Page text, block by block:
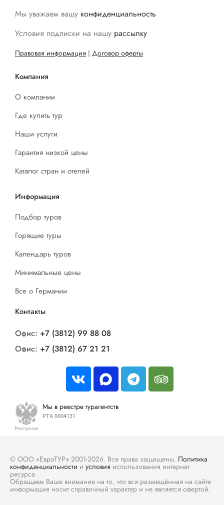
Мы уважаем вашу конфиденциальность
Условия подписки на нашу рассылку
Правовая информация | Договор оферты
Компания
О компании
Где купить тур
Наши услуги
Гарантия низкой цены
Каталог стран и отелей
Информация
Подбор туров
Горящие туры
Календарь туров
Минимальные цены
Все о Германии
Контакты
Офис: +7 (3812) 99 88 08
Офис: +7 (3812) 67 21 21
Мы в реестре турагентств
РТА 0004131
© ООО «ЕвроТУР» 2001-2026. Все права защищены. Политика
конфиденциальности и условия использования интернет
ресурса
Обращаем Ваше внимание на то, что вся размещённая на сайте
информация носит справочный характер и не является офертой.